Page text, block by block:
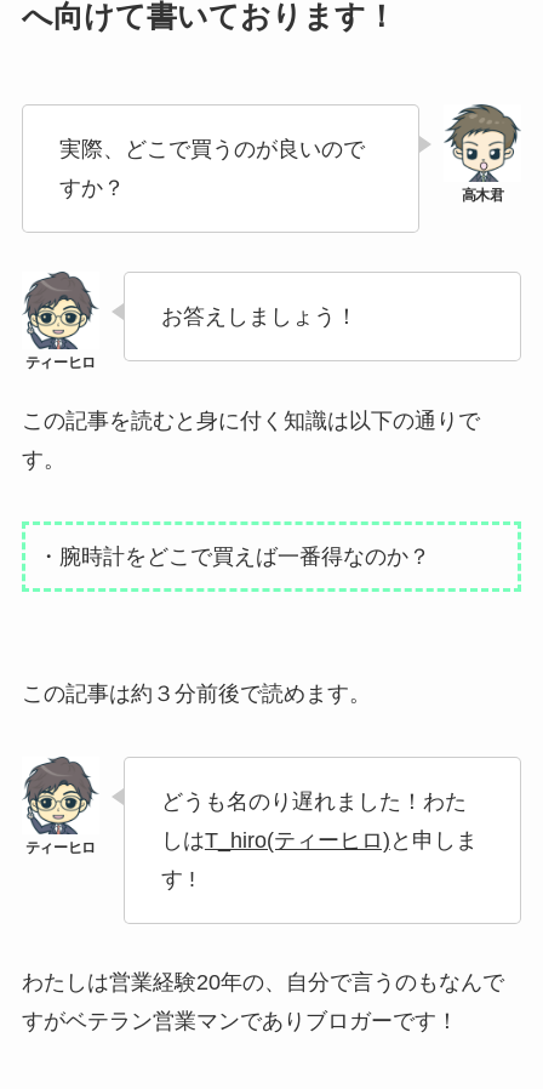
へ向けて書いております！
実際、どこで買うのが良いので
すか？
お答えしましょう！
この記事を読むと身に付く知識は以下の通りで
す。
・腕時計をどこで買えば一番得なのか？
この記事は約３分前後で読めます。
どうも名のり遅れました！わた
しはT_hiro(ティーヒロ) と申しま
す !
わたしは営業経験20年の、自分で言うのもなんで
すがベテラン営業マンでありブロガーです！